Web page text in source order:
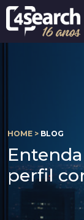
HOME > BLOG
perfil